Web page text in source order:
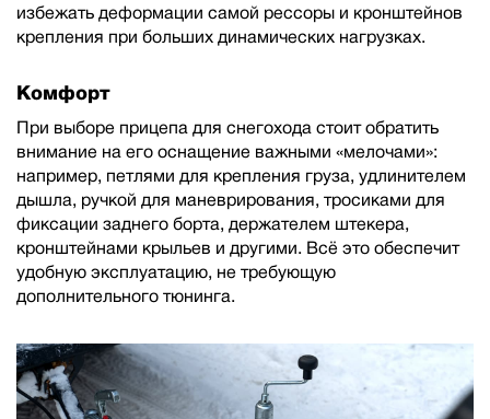
избежать деформации самой рессоры и кронштейнов
крепления при больших динамических нагрузках.
Комфорт
При выборе прицепа для снегохода стоит обратить
внимание на его оснащение важными «мелочами»:
например, петлями для крепления груза, удлинителем
дышла, ручкой для маневрирования, тросиками для
фиксации заднего борта, держателем штекера,
кронштейнами крыльев и другими. Всё это обеспечит
удобную эксплуатацию, не требующую
дополнительного тюнинга.